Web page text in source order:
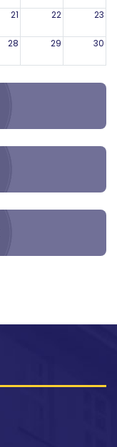
21 22 23
28 29 30